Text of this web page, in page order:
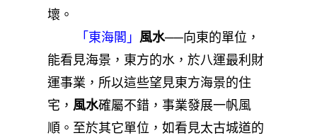
壞。
「東海閣」 風水──向東的單位，
能看見海景，東方的水，於八運最利財
運事業，所以這些望見東方海景的住
宅， 風水確屬不錯，事業發展一帆風
順。至於其它單位，如看見太古城道的